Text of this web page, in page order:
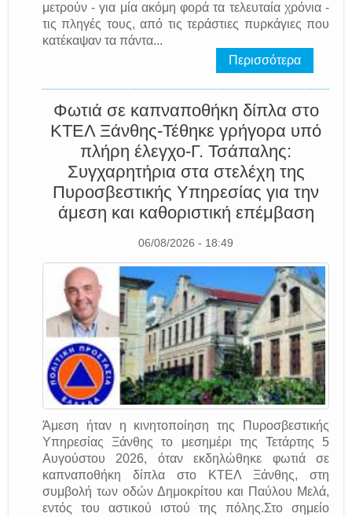
μετρούν - για μία ακόμη φορά τα τελευταία χρόνια -
τις πληγές τους, από τις τεράστιες πυρκάγιες που
κατέκαψαν τα πάντα...
Περισσότερα
Φωτιά σε καπναποθήκη δίπλα στο
ΚΤΕΛ Ξάνθης-Τέθηκε γρήγορα υπό
πλήρη έλεγχο-Γ. Τσάπαλης:
Συγχαρητήρια στα στελέχη της
Πυροσβεστικής Υπηρεσίας για την
άμεση και καθοριστική επέμβαση
06/08/2026 - 18:49
Άμεση ήταν η κινητοποίηση της Πυροσβεστικής
Υπηρεσίας Ξάνθης το μεσημέρι της Τετάρτης 5
Αυγούστου 2026, όταν εκδηλώθηκε φωτιά σε
καπναποθήκη δίπλα στο ΚΤΕΛ Ξάνθης, στη
συμβολή των οδών Δημοκρίτου και Παύλου Μελά,
εντός του αστικού ιστού της πόλης.Στο σημείο